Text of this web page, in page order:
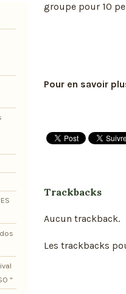
groupe pour 10
Pour en savoir
Trackbacks
Aucun trackback.
Les trackbacks
"